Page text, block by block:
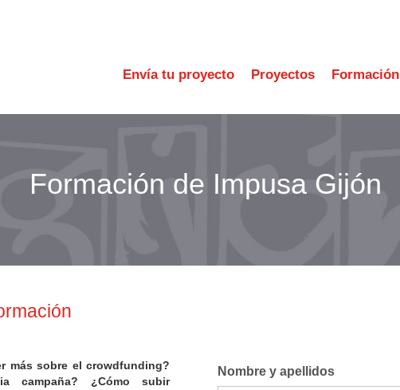
Envía tu proyecto Proyectos Formación
Formación de Impusa Gijón
más sobre el crowdfunding?
campaña? ¿Cómo subir
Nombre y apellidos